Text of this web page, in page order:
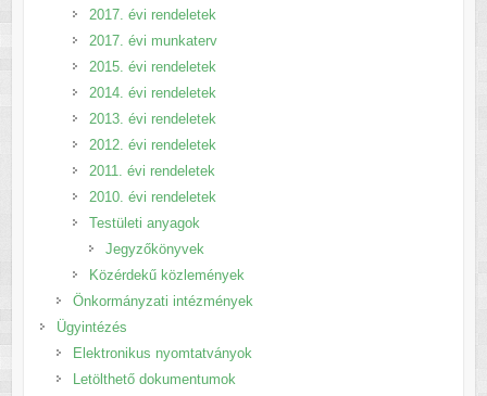
2017. évi rendeletek
2017. évi munkaterv
2015. évi rendeletek
2014. évi rendeletek
2013. évi rendeletek
2012. évi rendeletek
2011. évi rendeletek
2010. évi rendeletek
Testületi anyagok
Jegyzőkönyvek
Közérdekű közlemények
Önkormányzati intézmények
Ügyintézés
Elektronikus nyomtatványok
Letölthető dokumentumok